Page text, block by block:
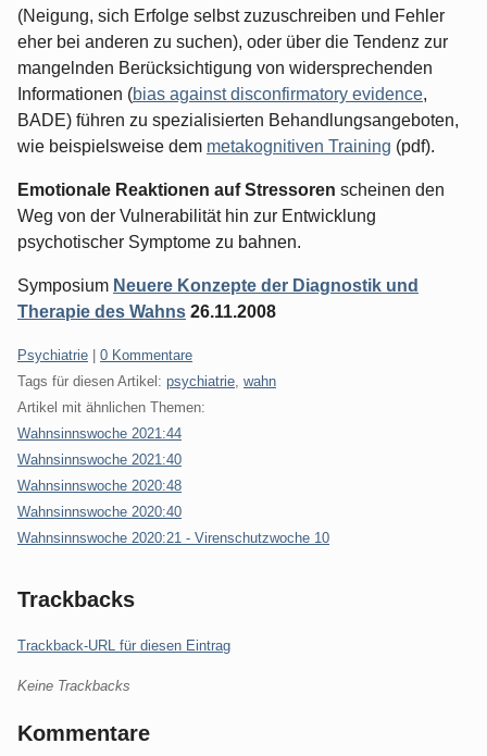
(Neigung, sich Erfolge selbst zuzuschreiben und Fehler
eher bei anderen zu suchen), oder über die Tendenz zur
mangelnden Berücksichtigung von widersprechenden
Informationen (bias against disconfirmatory evidence,
BADE) führen zu spezialisierten Behandlungsangeboten,
wie beispielsweise dem metakognitiven Training (pdf).
Emotionale Reaktionen auf Stressoren scheinen den
Weg von der Vulnerabilität hin zur Entwicklung
psychotischer Symptome zu bahnen.
Symposium Neuere Konzepte der Diagnostik und
Therapie des Wahns 26.11.2008
Kategorien:
Psychiatrie
0 Kommentare
Tags für diesen Artikel: psychiatrie wahn
Artikel mit ähnlichen Themen:
Wahnsinnswoche 2021:44
Wahnsinnswoche 2021:40
Wahnsinnswoche 2020:48
Wahnsinnswoche 2020:40
Wahnsinnswoche 2020:21 - Virenschutzwoche 10
Trackbacks
Trackback-URL für diesen Eintrag
Keine Trackbacks
Kommentare